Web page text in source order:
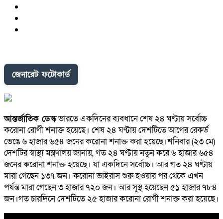
জেনারেট ফটোকার্ড
আন্তর্জাতিক ডেস্কভারতে একদিনের ব্যবধানে শেষ ২৪ ঘণ্টায় সর্বোচ্চ
করোনা রোগী শনাক্ত হয়েছে। শেষ ২৪ ঘণ্টায় দেশটিতে আগের রেকর্ড
ভেঙে ৬ হাজার ৬৫৪ জনের করোনা শনাক্ত করা হয়েছে।শনিবার (২৩ মে)
দেশটির স্বাস্থ্য মন্ত্রণালয় জানায়, গত ২৪ ঘণ্টায় নতুন করে ৬ হাজার ৬৫৪
জনের করোনা শনাক্ত হয়েছে। যা একদিনে সর্বোচ্চ। আর গত ২৪ ঘণ্টায়
মারা গেছেন ১৩৭ জন। করোনা ভাইরাস শুরু হওয়ার পর থেকে এখন
পর্যন্ত মারা গেছেন ৩ হাজার ৭২০ জন। আর সুস্থ হয়েছেন ৫১ হাজার ৭৮৪
জন।গত চারদিনে দেশটিতে ২৫ হাজার করোনা রোগী শনাক্ত করা হয়েছে।